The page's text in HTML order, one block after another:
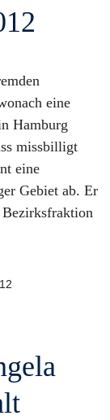
eine
Hamburg
missbilligt
eine
Gebiet ab. Er